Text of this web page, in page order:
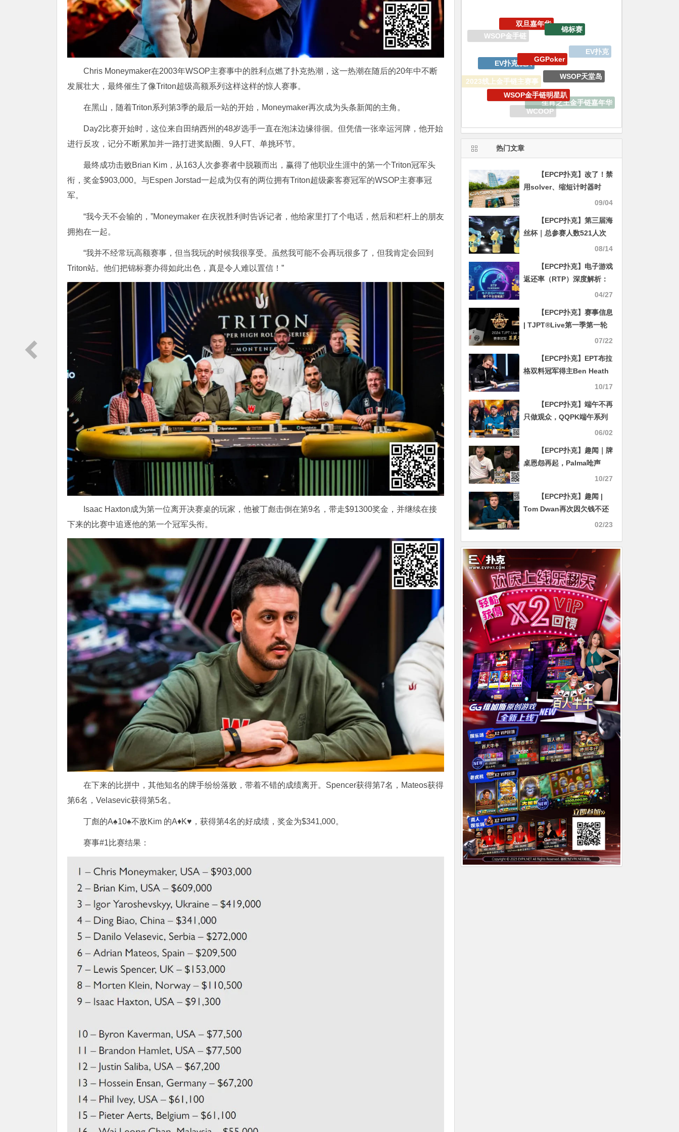
Chris Moneymaker在2003年WSOP主赛事中的胜利点燃了扑克热潮，这一热潮在随后的20年中不断
发展壮大，最终催生了像Triton超级高额系列这样这样的惊人赛事。
在黑山，随着Triton系列第3季的最后一站的开始，Moneymaker再次成为头条新闻的主角。
Day2比赛开始时，这位来自田纳西州的48岁选手一直在泡沫边缘徘徊。但凭借一张幸运河牌，他开始
进行反攻，记分不断累加并一路打进奖励圈、9人FT、单挑环节。
最终成功击败Brian Kim，从163人次参赛者中脱颖而出，赢得了他职业生涯中的第一个Triton冠军头
衔，奖金$903,000。与Espen Jorstad一起成为仅有的两位拥有Triton超级豪客赛冠军的WSOP主赛事冠
军。
“我今天不会输的，”Moneymaker 在庆祝胜利时告诉记者，他给家里打了个电话，然后和栏杆上的朋友
拥抱在一起。
“我并不经常玩高额赛事，但当我玩的时候我很享受。虽然我可能不会再玩很多了，但我肯定会回到
Triton站。他们把锦标赛办得如此出色，真是令人难以置信！”
Isaac Haxton成为第一位离开决赛桌的玩家，他被丁彪击倒在第9名，带走$91300奖金，并继续在接
下来的比赛中追逐他的第一个冠军头衔。
在下来的比拼中，其他知名的牌手纷纷落败，带着不错的成绩离开。Spencer获得第7名，Mateos获得
第6名，Velasevic获得第5名。
丁彪的A♠10♠不敌Kim 的A♦K♥，获得第4名的好成绩，奖金为$341,000。
赛事#1比赛结果：
iPhone15 Pro Max无限量赠送
德州扑克
EV扑克战队
GGPoker
WSOP天堂岛
生肖之王金手链嘉年华
WCOOP
WSOP金手链明星趴
热门文章
【EPCP扑克】改了！禁
用solver、缩短计时器时
间、发牌方式改滑动，EPT
09/04
【EPCP扑克】第三届海
丝杯｜总参赛人数521人次
08/14
【EPCP扑克】电子游戏
返还率（RTP）深度解析：
高RTP背后的真相与认知误
04/27
【EPCP扑克】赛事信息
| TJPT®Live第一季第一轮
在线海选赛7月13日冠军诞
07/22
【EPCP扑克】EPT布拉
格双料冠军得主Ben Heath
谈：【如何在扑克职涯中取
10/17
【EPCP扑克】端午不再
只做观众，QQPK端午系列
赛助你零成本前往KPC主06/02
【EPCP扑克】趣闻｜牌
桌恩怨再起，Palma呛声
Turbo：“我会追着你猛锤”
10/27
【EPCP扑克】趣闻 |
Tom Dwan再次因欠钱不还
02/23